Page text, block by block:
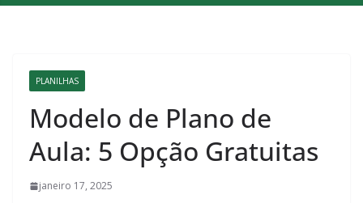
PLANILHAS
Modelo de Plano de
Aula: 5 Opção Gratuitas
janeiro 17, 2025